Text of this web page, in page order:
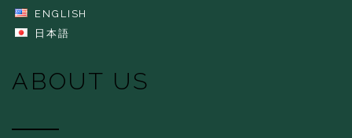
ENGLISH
日本語
ABOUT US